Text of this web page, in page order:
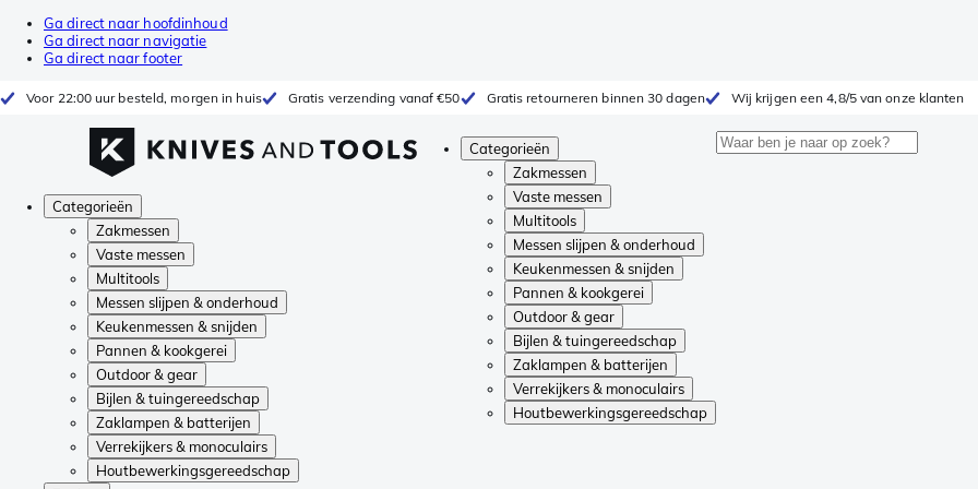
Ga direct naar hoofdinhoud
Ga direct naar navigatie
Ga direct naar footer
Voor 22:00 uur besteld, morgen in huis Gratis verzending vanaf €50 Gratis retourneren binnen 30 dagen Wij krijgen een 4,8/5 van onze klanten
Categorieën
Zakmessen
Vaste messen
Multitools
Messen slijpen & onderhoud
Keukenmessen & snijden
Pannen & kookgerei
Outdoor & gear
Bijlen & tuingereedschap
Zaklampen & batterijen
Verrekijkers & monoculairs
Houtbewerkingsgereedschap
Categorieën
Zakmessen
Vaste messen
Multitools
Messen slijpen & onderhoud
Keukenmessen & snijden
Pannen & kookgerei
Outdoor & gear
Bijlen & tuingereedschap
Zaklampen & batterijen
Verrekijkers & monoculairs
Houtbewerkingsgereedschap